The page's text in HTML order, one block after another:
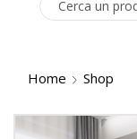
Home Shop